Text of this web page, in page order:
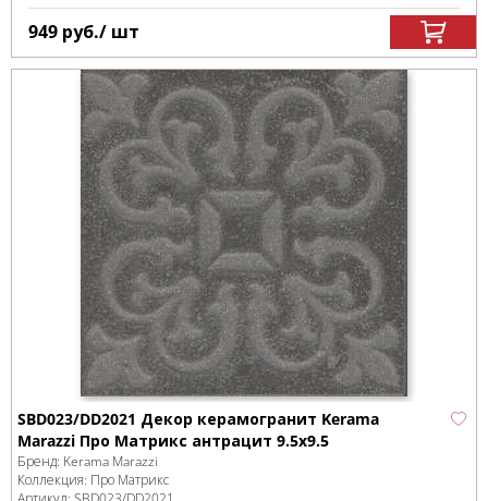
949 руб./ шт
SBD023/DD2021 Декор керамогранит Kerama
Marazzi Про Матрикс антрацит 9.5x9.5
Бренд: Kerama Marazzi
Коллекция: Про Матрикс